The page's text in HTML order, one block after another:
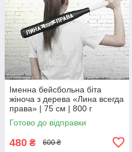
Іменна бейсбольна біта
жіноча з дерева «Лина всегда
права» | 75 см | 800 г
Готово до відправки
480 ₴ 600 ₴